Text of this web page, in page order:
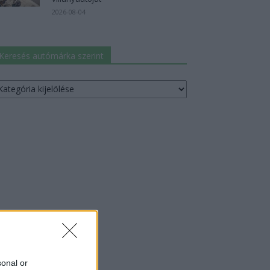
or
2026-08-04
Keresés autómárka szerint